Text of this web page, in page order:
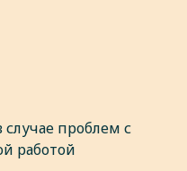
случае проблем с
работой